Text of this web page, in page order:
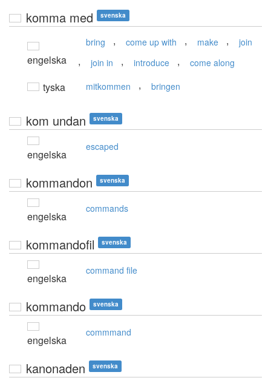
komma med svenska
engelska
bring , come up with , make , join
, join in , introduce , come along
tyska mitkommen , bringen
kom undan svenska
engelska
escaped
kommandon svenska
engelska
commands
kommandofil svenska
engelska
command file
kommando svenska
engelska
commmand
kanonaden svenska